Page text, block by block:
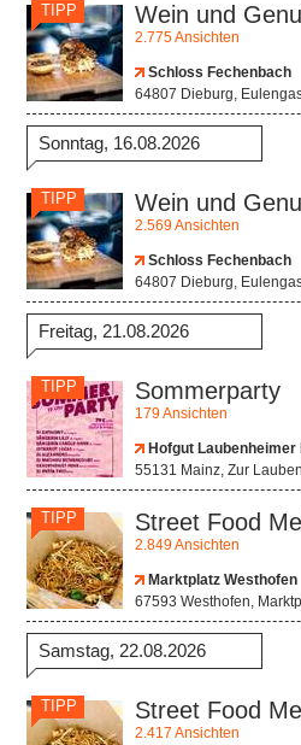
TIPP Wein und
2.775 Ansichten
Schloss Fechenbach
64807 Dieburg,
Sonntag, 16.08.2026
TIPP Wein und
2.569 Ansichten
Schloss Fechenbach
64807 Dieburg,
Freitag, 21.08.2026
TIPP Sommerparty
179 Ansichten
Hofgut Laubenheimer
55131 Mainz, Zur
TIPP Street Food
2.849 Ansichten
Marktplatz Westhofen
67593 Westhofen,
Samstag, 22.08.2026
TIPP Street Food
2.417 Ansichten